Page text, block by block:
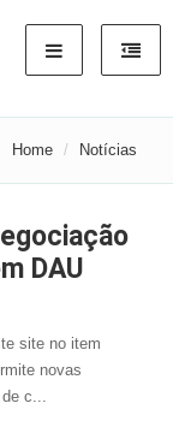
Home Notícias
DAU
site no item
novas
c...